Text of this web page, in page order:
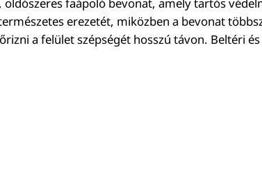
erezetét, miközben a bevonat
a felület szépségét hosszú távon. Beltéri